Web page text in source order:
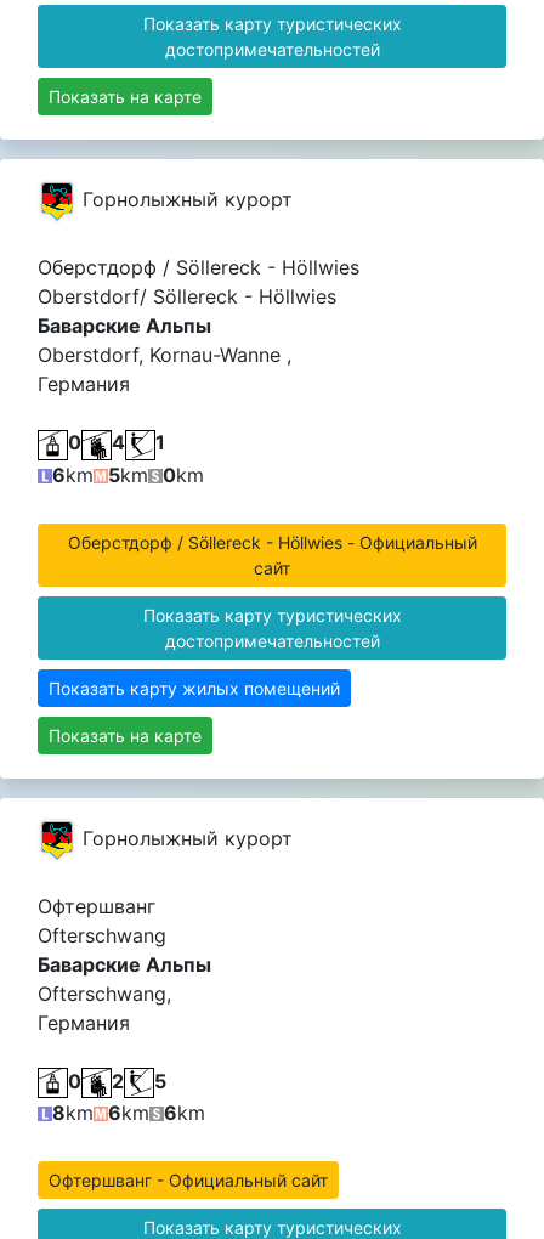
Показать карту туристических
достопримечательностей
Показать на карте
Горнолыжный курорт
Оберстдорф / Söllereck - Höllwies
Oberstdorf/ Söllereck - Höllwies
Баварские Альпы
Oberstdorf, Kornau-Wanne ,
Германия
0 4
1
6km 5km 0km
Оберстдорф / Söllereck - Höllwies - Официальный
сайт
Показать карту туристических
достопримечательностей
Показать карту жилых помещений
Показать на карте
Горнолыжный курорт
Офтершванг
Ofterschwang
Баварские Альпы
Ofterschwang,
Германия
0 2
5
8km 6km 6km
Офтершванг - Официальный сайт
Показать карту туристических